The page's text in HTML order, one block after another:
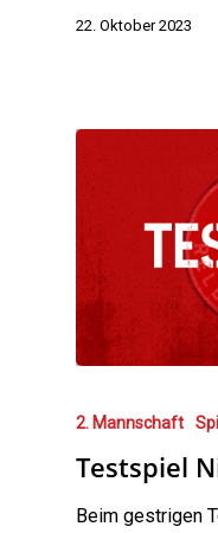
22. Oktober 2023
2. Mannschaft
Testspiel
Beim gestrigen